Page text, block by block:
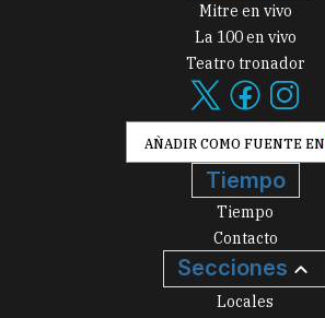
Mitre en vivo
La 100 en vivo
Teatro tronador
AÑADIR COMO FUENTE EN
Tiempo
Tiempo
Contacto
Secciones
Locales